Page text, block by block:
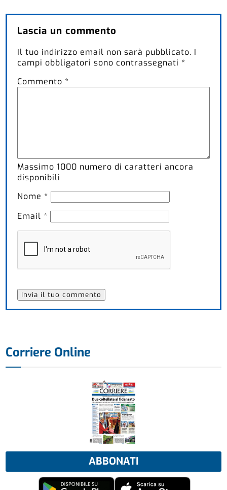
Lascia un commento
Il tuo indirizzo email non sarà pubblicato. I
campi obbligatori sono contrassegnati *
Commento *
Massimo1000 numero di caratteri ancora
disponibili
Nome *
Email *
Corriere Online
ABBONATI